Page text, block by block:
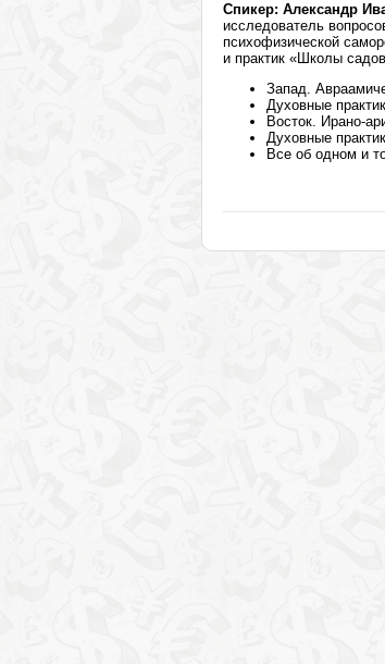
Спикер: Александр
исследователь
психофизической
и практик «Школы
Запад.
Духовные
Восток. Ирано-
Духовные
Все об одном и